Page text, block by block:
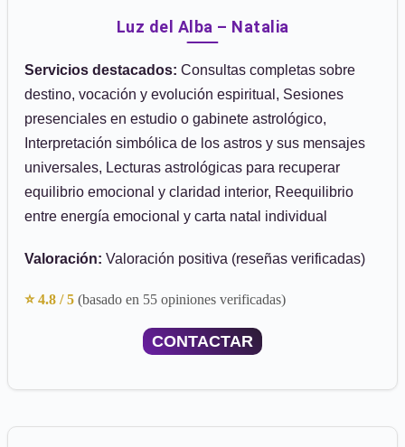
Luz del Alba – Natalia
Servicios destacados: Consultas completas sobre
destino, vocación y evolución espiritual, Sesiones
presenciales en estudio o gabinete astrológico,
Interpretación simbólica de los astros y sus mensajes
universales, Lecturas astrológicas para recuperar
equilibrio emocional y claridad interior, Reequilibrio
entre energía emocional y carta natal individual
Valoración: Valoración positiva (reseñas verificadas)
⭐ 4.8 / 5 (basado en 55 opiniones verificadas)
CONTACTAR